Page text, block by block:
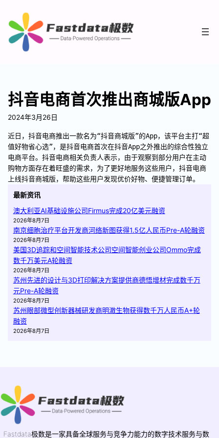
抖音电商首次推出商城版App
2024年3月26日
近日，抖音电商推出一款名为“抖音商城版”的App，该平台主打“超
值好物省心选”，是抖音电商首次在抖音App之外推出的综合性独立
电商平台。抖音电商相关负责人表示，由于观察到部分用户在主动
购物方面存在着旺盛的需求，为了更好地服务这些用户，抖音电商
上线抖音商城版，帮助这些用户发现优价好物、便捷管理订单。
最新资讯
澳大利亚AI基础设施公司Firmus完成20亿美元融资
2026年8月7日
南京细胞治疗平台开发商河络新图获得1.5亿人民币Pre-A轮融资
2026年8月7日
美国3D追踪和空间智能技术公司空间智能创业公司Ommo完成
数千万美元A轮融资
2026年8月7日
苏州先进的设计与3D打印解决方案提供商德悟增材完成数千万
元Pre-A轮融资
2026年8月7日
苏州眼部微型创新器械研发商明澈生物获得数千万人民币A+轮
融资
2026年8月7日
Fastdata极数是一家具备全球服务与竞争力能力的数字技术服务与数